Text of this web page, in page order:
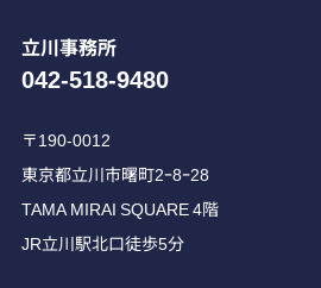
立川事務所
042-518-9480
〒190-0012
東京都立川市曙町2ｰ8ｰ28
TAMA MIRAI SQUARE 4階
JR立川駅北口徒歩5分